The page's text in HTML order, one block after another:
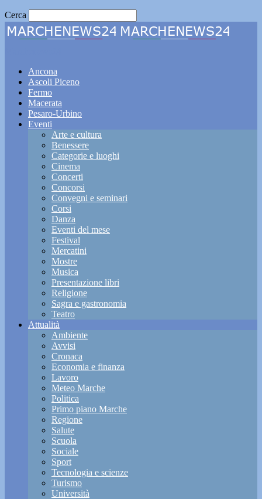
Cerca
Ancona
Ascoli Piceno
Fermo
Macerata
Pesaro-Urbino
Eventi
Arte e cultura
Benessere
Categorie e luoghi
Cinema
Concerti
Concorsi
Convegni e seminari
Corsi
Danza
Eventi del mese
Festival
Mercatini
Mostre
Musica
Presentazione libri
Religione
Sagra e gastronomia
Teatro
Attualità
Ambiente
Avvisi
Cronaca
Economia e finanza
Lavoro
Meteo Marche
Politica
Primo piano Marche
Regione
Salute
Scuola
Sociale
Sport
Tecnologia e scienze
Turismo
Università